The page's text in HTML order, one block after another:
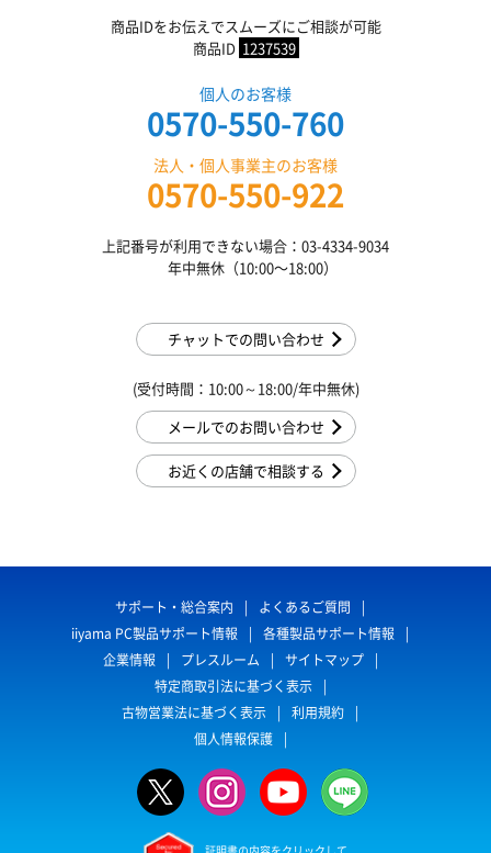
商品IDをお伝えでスムーズにご相談が可能
商品ID 1237539
個人のお客様
0570-550-760
法人・個人事業主のお客様
0570-550-922
上記番号が利用できない場合：03-4334-9034
年中無休（10:00〜18:00）
チャットでの問い合わせ
(受付時間：10:00～18:00/年中無休)
メールでのお問い合わせ
お近くの店舗で相談する
サポート・総合案内
よくあるご質問
iiyama PC製品サポート情報
各種製品サポート情報
企業情報
プレスルーム
サイトマップ
特定商取引法に基づく表示
古物営業法に基づく表示
利用規約
個人情報保護